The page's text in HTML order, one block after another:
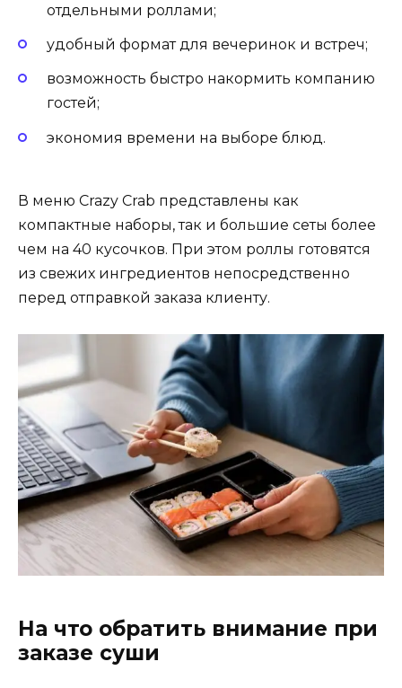
отдельными роллами;
удобный формат для вечеринок и встреч;
возможность быстро накормить компанию
гостей;
экономия времени на выборе блюд.
В меню Crazy Crab представлены как
компактные наборы, так и большие сеты более
чем на 40 кусочков. При этом роллы готовятся
из свежих ингредиентов непосредственно
перед отправкой заказа клиенту.
На что обратить внимание при
заказе суши